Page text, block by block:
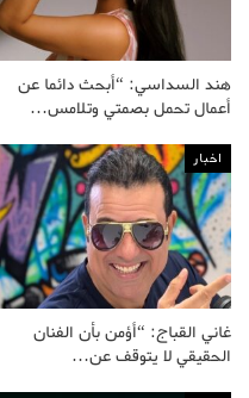
هند السداسي: “أبحث دائما عن
أعمال تحمل بصمتي وتلامس…
اخبار
غاني القباج: “أؤمن بأن الفنان
الحقيقي لا يتوقف عن…